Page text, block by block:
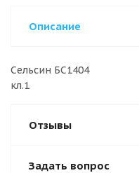
Описание
Сельсин БС1404
Отзывы
Задать вопрос